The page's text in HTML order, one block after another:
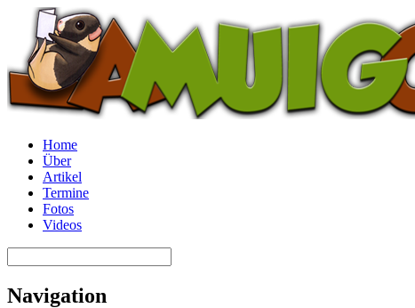
Home
Über
Artikel
Termine
Fotos
Videos
Navigation